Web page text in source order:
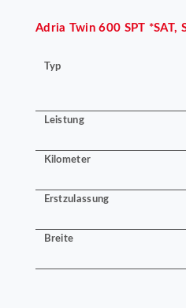
Adria Twin 600 SPT *SAT,
Typ
Leistung
Kilometer
Erstzulassung
Breite